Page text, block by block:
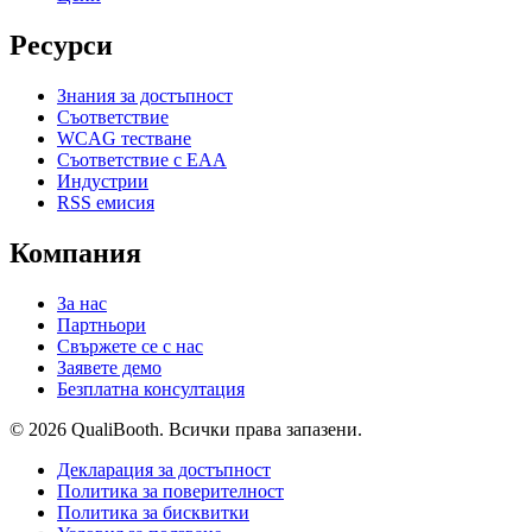
Ресурси
Знания за достъпност
Съответствие
WCAG тестване
Съответствие с EAA
Индустрии
RSS емисия
Компания
За нас
Партньори
Свържете се с нас
Заявете демо
Безплатна консултация
© 2026 QualiBooth. Всички права запазени.
Декларация за достъпност
Политика за поверителност
Политика за бисквитки